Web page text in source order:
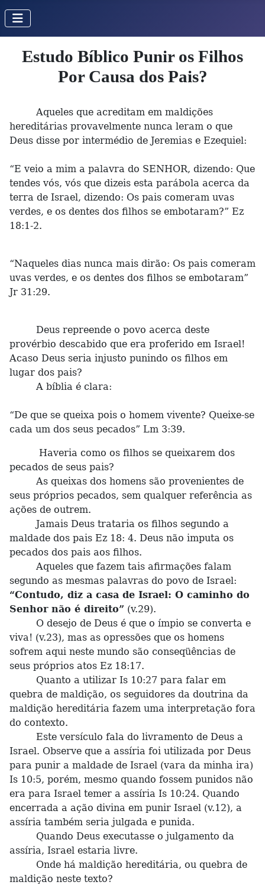
Estudo Bíblico Punir os Filhos
Por Causa dos Pais?
Aqueles que acreditam em maldições
hereditárias provavelmente nunca leram o que
Deus disse por intermédio de Jeremias e Ezequiel:
“E veio a mim a palavra do SENHOR, dizendo: Que
tendes vós, vós que dizeis esta parábola acerca da
terra de Israel, dizendo: Os pais comeram uvas
verdes, e os dentes dos filhos se embotaram?” Ez
18:1-2.
“Naqueles dias nunca mais dirão: Os pais comeram
uvas verdes, e os dentes dos filhos se embotaram”
Jr 31:29.
Deus repreende o povo acerca deste
provérbio descabido que era proferido em Israel!
Acaso Deus seria injusto punindo os filhos em
lugar dos pais?
A bíblia é clara:
“De que se queixa pois o homem vivente? Queixe-se
cada um dos seus pecados” Lm 3:39.
Haveria como os filhos se queixarem dos
pecados de seus pais?
As queixas dos homens são provenientes de
seus próprios pecados, sem qualquer referência as
ações de outrem.
Jamais Deus trataria os filhos segundo a
maldade dos pais Ez 18: 4. Deus não imputa os
pecados dos pais aos filhos.
Aqueles que fazem tais afirmações falam
segundo as mesmas palavras do povo de Israel:
“Contudo, diz a casa de Israel: O caminho do
Senhor não é direito” (v.29).
O desejo de Deus é que o ímpio se converta e
viva! (v.23), mas as opressões que os homens
sofrem aqui neste mundo são conseqüências de
seus próprios atos Ez 18:17.
Quanto a utilizar Is 10:27 para falar em
quebra de maldição, os seguidores da doutrina da
maldição hereditária fazem uma interpretação fora
do contexto.
Este versículo fala do livramento de Deus a
Israel. Observe que a assíria foi utilizada por Deus
para punir a maldade de Israel (vara da minha ira)
Is 10:5, porém, mesmo quando fossem punidos não
era para Israel temer a assíria Is 10:24. Quando
encerrada a ação divina em punir Israel (v.12), a
assíria também seria julgada e punida.
Quando Deus executasse o julgamento da
assíria, Israel estaria livre.
Onde há maldição hereditária, ou quebra de
maldição neste texto?